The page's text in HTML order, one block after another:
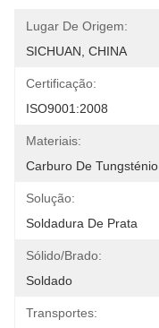
Lugar De Origem:
SICHUAN, CHINA
Certificação:
ISO9001:2008
Materiais:
Carburo De Tungsténio
Solução:
Soldadura De Prata
Sólido/brado:
Soldado
Transportes: